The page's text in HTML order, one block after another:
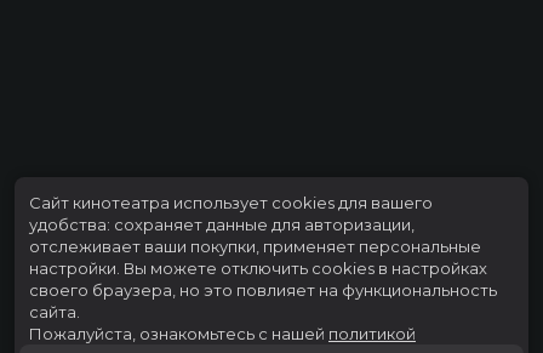
Сайт кинотеатра использует cookies для вашего
удобства: сохраняет данные для авторизации,
отслеживает ваши покупки, применяет персональные
настройки. Вы можете отключить cookies в настройках
своего браузера, но это повлияет на функциональность
сайта.
Пожалуйста, ознакомьтесь с нашей политикой